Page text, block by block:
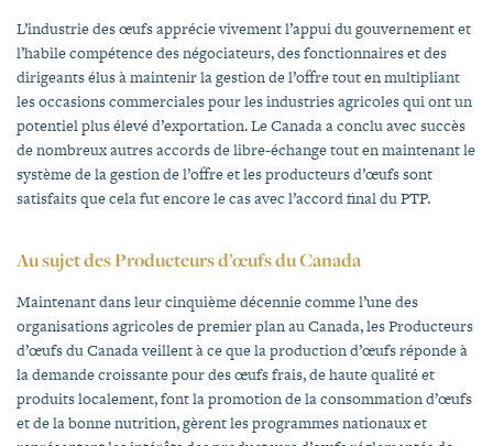
L’industrie des œufs apprécie vivement l’appui du gouvernement et
l’habile compétence des négociateurs, des fonctionnaires et des
dirigeants élus à maintenir la gestion de l’offre tout en multipliant
les occasions commerciales pour les industries agricoles qui ont un
potentiel plus élevé d’exportation. Le Canada a conclu avec succès
de nombreux autres accords de libre-échange tout en maintenant le
système de la gestion de l’offre et les producteurs d’œufs sont
satisfaits que cela fut encore le cas avec l’accord final du PTP.
Au sujet des Producteurs d’œufs du Canada
Maintenant dans leur cinquième décennie comme l’une des
organisations agricoles de premier plan au Canada, les Producteurs
d’œufs du Canada veillent à ce que la production d’œufs réponde à
la demande croissante pour des œufs frais, de haute qualité et
produits localement, font la promotion de la consommation d’œufs
et de la bonne nutrition, gèrent les programmes nationaux et